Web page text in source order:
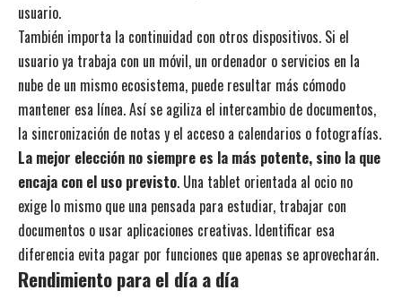
usuario.
También importa la continuidad con otros dispositivos. Si el
usuario ya trabaja con un móvil, un ordenador o servicios en la
nube de un mismo ecosistema, puede resultar más cómodo
mantener esa línea. Así se agiliza el intercambio de documentos,
la sincronización de notas y el acceso a calendarios o fotografías.
La mejor elección no siempre es la más potente, sino la que
encaja con el uso previsto. Una tablet orientada al ocio no
exige lo mismo que una pensada para estudiar, trabajar con
documentos o usar aplicaciones creativas. Identificar esa
diferencia evita pagar por funciones que apenas se aprovecharán.
Rendimiento para el día a día